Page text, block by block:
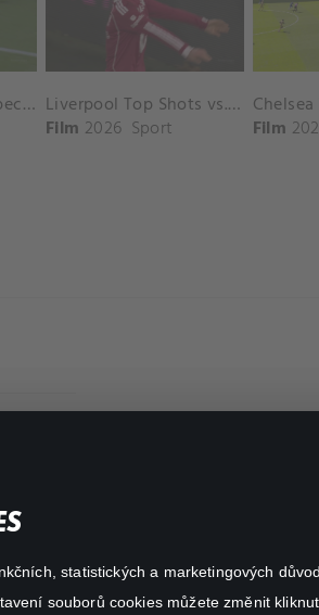
statistických a marketingových
souborů cookies můžete změnit
Aston Villa with a Spectacular Goal vs. Nottingham Forest
Liverpool Top Shots vs. Fulham
Film 2026 Sport
Film